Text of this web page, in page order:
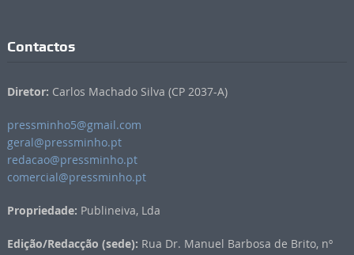
Contactos
Diretor: Carlos Machado Silva (CP 2037-A)
pressminho5@gmail.com
geral@pressminho.pt
redacao@pressminho.pt
comercial@pressminho.pt
Propriedade: Publineiva, Lda
Edição/Redacção (sede): Rua Dr. Manuel Barbosa de Brito, nº